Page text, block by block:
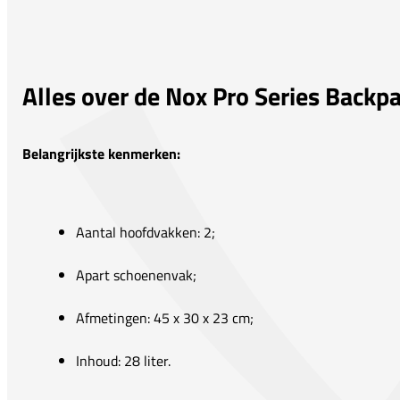
Alles over de Nox Pro Series
Belangrijkste kenmerken:
Aantal hoofdvakken: 2;
Apart schoenenvak;
Afmetingen: 45 x 30 x 23 cm;
Inhoud: 28 liter.